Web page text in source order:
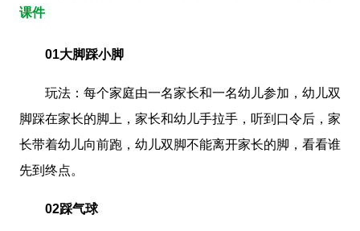
课件
01大脚踩小脚
玩法：每个家庭由一名家长和一名幼儿参加，幼儿双
脚踩在家长的脚上，家长和幼儿手拉手，听到口令后，家
长带着幼儿向前跑，幼儿双脚不能离开家长的脚，看看谁
先到终点。
02踩气球